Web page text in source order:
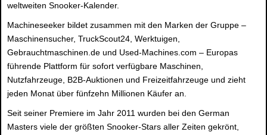
weltweiten Snooker-Kalender.
Machineseeker bildet zusammen mit den Marken der Gruppe –
Maschinensucher, TruckScout24, Werktuigen,
Gebrauchtmaschinen.de und Used-Machines.com – Europas
führende Plattform für sofort verfügbare Maschinen,
Nutzfahrzeuge, B2B-Auktionen und Freizeitfahrzeuge und zieht
jeden Monat über fünfzehn Millionen Käufer an.
Seit seiner Premiere im Jahr 2011 wurden bei den German
Masters viele der größten Snooker-Stars aller Zeiten gekrönt,